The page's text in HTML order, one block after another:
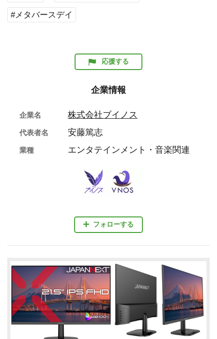
#メタバースデイ
応援する
企業情報
フォローする
企業名 株式会社ブイノス
代表者名 安藤篤志
業種 エンタテインメント・音楽関連